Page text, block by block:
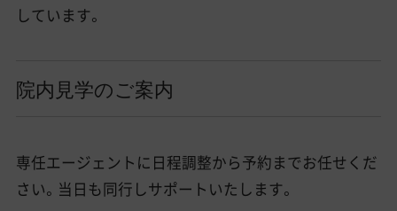
しています。
院内見学のご案内
専任エージェントに日程調整から予約までお任せくだ
さい。当日も同行しサポートいたします。